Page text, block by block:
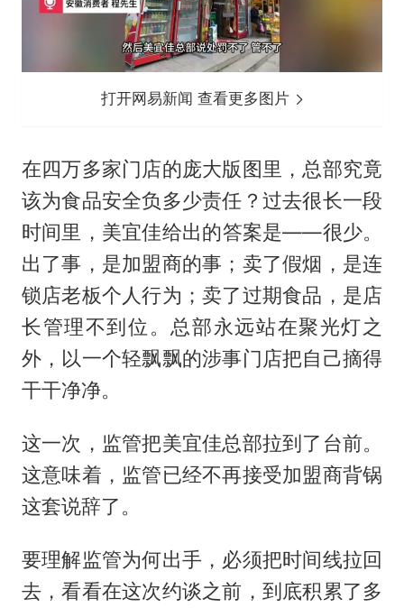
打开网易新闻 查看更多图片
在四万多家门店的庞大版图里，总部究竟
该为食品安全负多少责任？过去很长一段
时间里，美宜佳给出的答案是——很少。
出了事，是加盟商的事；卖了假烟，是连
锁店老板个人行为；卖了过期食品，是店
长管理不到位。总部永远站在聚光灯之
外，以一个轻飘飘的涉事门店把自己摘得
干干净净。
这一次，监管把美宜佳总部拉到了台前。
这意味着，监管已经不再接受加盟商背锅
这套说辞了。
要理解监管为何出手，必须把时间线拉回
去，看看在这次约谈之前，到底积累了多